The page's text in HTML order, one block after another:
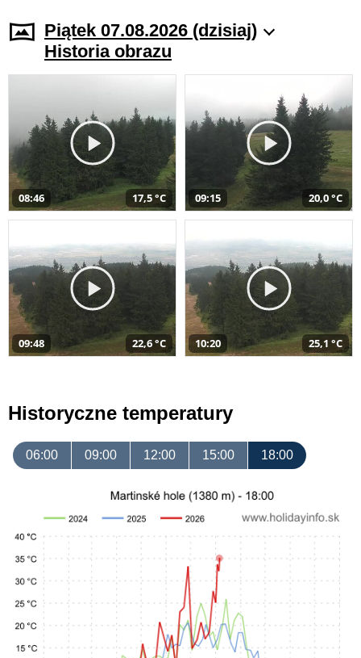
Piątek 07.08.2026 (dzisiaj)
Historia obrazu
08:46 17,5 °C 09:15 20,0 °C
09:48 22,6 °C 10:20 25,1 °C
Historyczne temperatury
06:00 09:00 12:00 15:00 18:00